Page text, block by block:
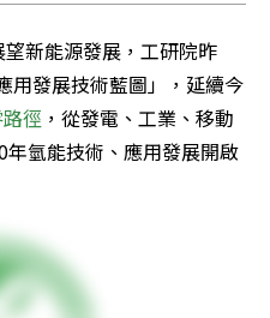
新能源發展，工研院昨
用發展技術藍圖」，延續今
徑 ，從發電、工業、移動
氫能技術、應用發展開啟